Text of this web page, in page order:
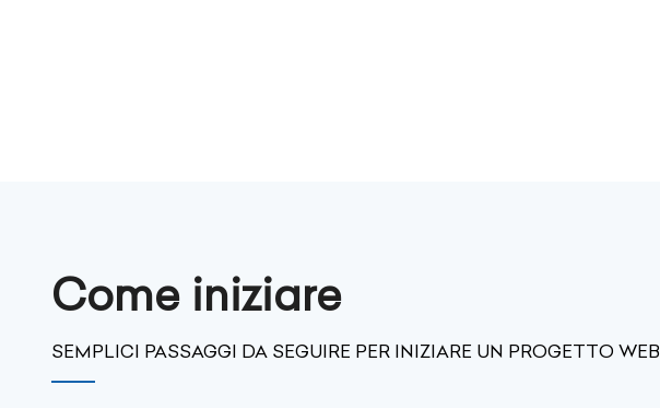
Come iniziare
SEMPLICI PASSAGGI DA SEGUIRE PER INIZIARE UN PROGETTO WEB